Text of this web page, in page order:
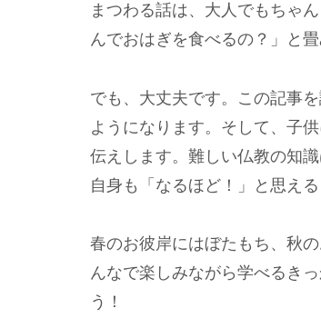
まつわる話は、大人でもちゃ
んでおはぎを食べるの？」と
でも、大丈夫です。この記事を
ようになります。そして、子
伝えします。難しい仏教の知
自身も「なるほど！」と思え
春のお彼岸にはぼたもち、秋
んなで楽しみながら学べるき
う！